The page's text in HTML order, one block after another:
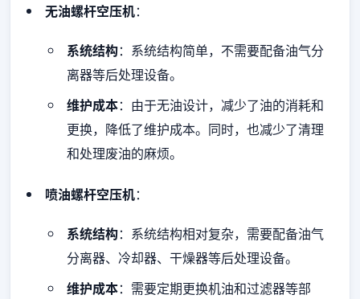
无油螺杆空压机：
系统结构：系统结构简单，不需要配备油气分
离器等后处理设备。
维护成本：由于无油设计，减少了油的消耗和
更换，降低了维护成本。同时，也减少了清理
和处理废油的麻烦。
喷油螺杆空压机：
系统结构：系统结构相对复杂，需要配备油气
分离器、冷却器、干燥器等后处理设备。
维护成本：需要定期更换机油和过滤器等部